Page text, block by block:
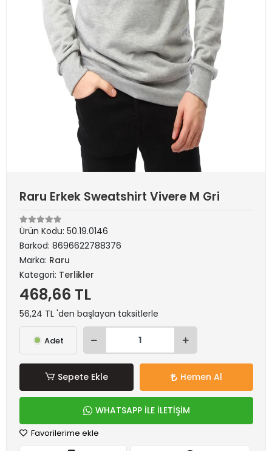
Raru Erkek Sweatshirt Vivere M Gri
Ürün Kodu: 50.19.0146
Barkod: 8696622788376
Marka: Raru
Kategori: Terlikler
468,66 TL
56,24 TL 'den başlayan taksitlerle
Adet
Sepete Ekle Hemen Al
WHATSAPP İLE İLETİŞİM
Favorilerime ekle